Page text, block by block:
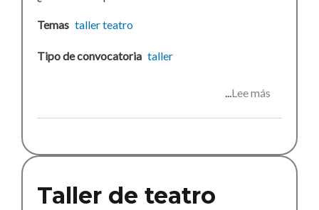
Temas tallerteatro
Tipo de convocatoria taller
Lee más
curso
Taller de teatro